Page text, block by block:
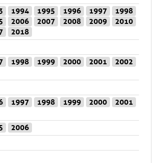
1994 1995 1996 1997
1998
2006 2007 2008 2009
2010
2018
1998 1999 2000 2001
2002
1997 1998 1999 2000
2001
2006